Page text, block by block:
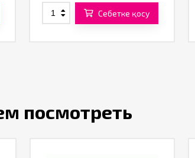
Себетке қосу
посмотреть